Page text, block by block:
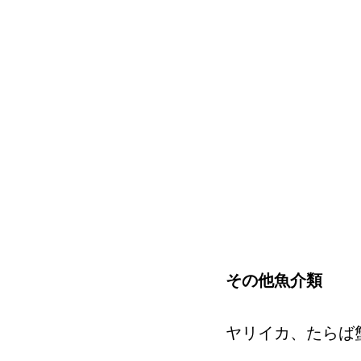
その他魚介類
ヤリイカ、たらば